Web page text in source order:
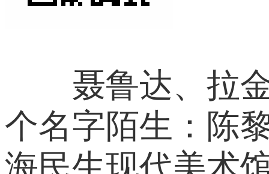
聂鲁达、拉金
个名字陌生：陈
海民生现代美术